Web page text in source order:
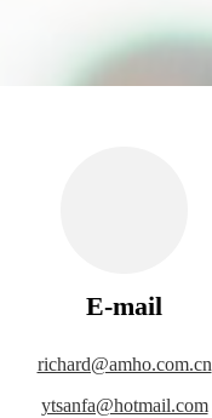
E-mail
richard@amho.com.cn
ytsanfa@hotmail.com